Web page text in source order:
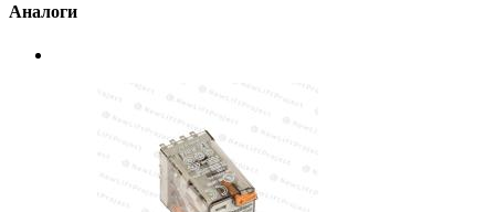
Аналоги